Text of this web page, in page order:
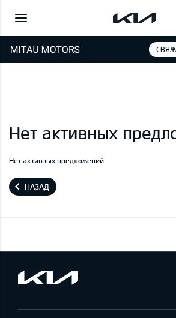
Нет активных
Нет активных предложений
НАЗАД